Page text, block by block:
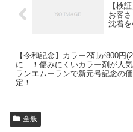
【検
お客
沈着を
【令和記念】カラー2剤が800円
に…！傷みにくいカラー剤が人
ランエムーランで新元号記念の
定！
全般